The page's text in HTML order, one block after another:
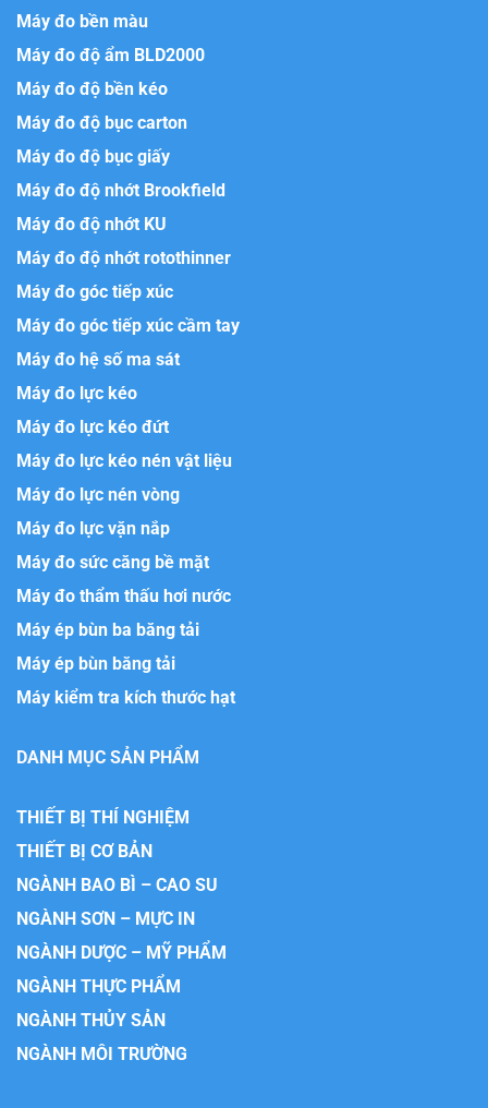
Máy đo bền màu
Máy đo độ ẩm BLD2000
Máy đo độ bền kéo
Máy đo độ bục carton
Máy đo độ bục giấy
Máy đo độ nhớt Brookfield
Máy đo độ nhớt KU
Máy đo độ nhớt rotothinner
Máy đo góc tiếp xúc
Máy đo góc tiếp xúc cầm tay
Máy đo hệ số ma sát
Máy đo lực kéo
Máy đo lực kéo đứt
Máy đo lực kéo nén vật liệu
Máy đo lực nén vòng
Máy đo lực vặn nắp
Máy đo sức căng bề mặt
Máy đo thẩm thấu hơi nước
Máy ép bùn ba băng tải
Máy ép bùn băng tải
Máy kiểm tra kích thước hạt
DANH MỤC SẢN PHẨM
THIẾT BỊ THÍ NGHIỆM
THIẾT BỊ CƠ BẢN
NGÀNH BAO BÌ – CAO SU
NGÀNH SƠN – MỰC IN
NGÀNH DƯỢC – MỸ PHẨM
NGÀNH THỰC PHẨM
NGÀNH THỦY SẢN
NGÀNH MÔI TRƯỜNG